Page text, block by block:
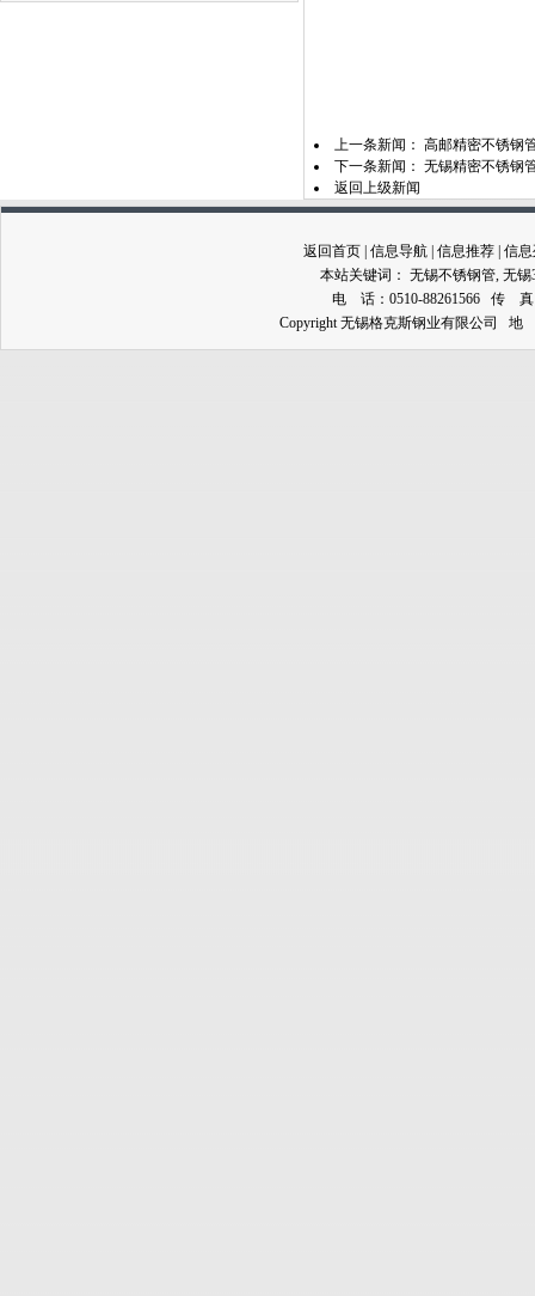
上一条新闻： 高邮精密不锈钢
下一条新闻： 无锡精密不锈钢
返回上级新闻
返回首页 信息导航 信息推荐 信
本站关键词： 无锡不锈钢管, 无锡
电 话：0510-88261566 传 真
Copyright 无锡格克斯钢业有限公司